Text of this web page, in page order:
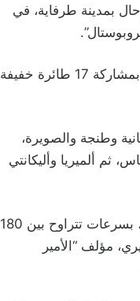
بمدينة طرفاية، في
ويُنظم هذا الحدث بمبادرة من جمعية “إير أفونتور” بشراكة مع جمعية “أصدقاء طرفاية”، بمشاركة 17 طائرة خفيفة
وطنجة والصويرة،
ثم ألميريا وأليكانتي
ويقطع المشاركون خلال هذه المغامرة الجوية نحو 6000 كيلومتر في ظرف عشرة أيام، بسرعات تتراوح بين 180
مؤلف “الأمير